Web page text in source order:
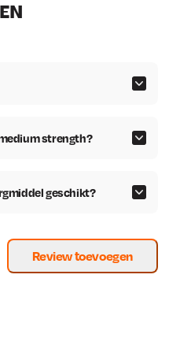
strength?
geschikt?
Review toevoegen